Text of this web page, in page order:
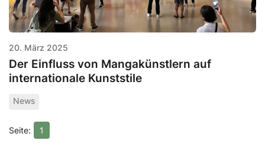
20. März 2025
Der Einfluss von Mangakünstlern auf
internationale Kunststile
News
1